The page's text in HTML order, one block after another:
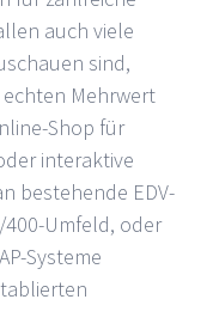
auch viele
sind,
Mehrwert
Shop für
interaktive
bestehende EDV-
400-Umfeld, oder
Systeme